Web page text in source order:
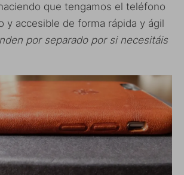
que tengamos el teléfono
y accesible de forma rápida y ágil
por separado por si necesitáis